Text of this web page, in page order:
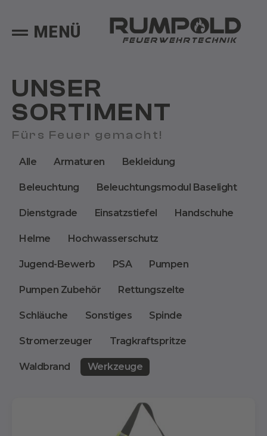
MENÜ
UNSER
SORTIMENT
Fürs Feuer gemacht!
Alle Armaturen Bekleidung
Beleuchtung Beleuchtungsmodul Baselight
Dienstgrade Einsatzstiefel Handschuhe
Helme Hochwasserschutz
Jugend-Bewerb PSA Pumpen
Pumpen Zubehör Rettungszelte
Schläuche Sonstiges Spinde
Stromerzeuger Tragkraftspritze
Waldbrand Werkzeuge